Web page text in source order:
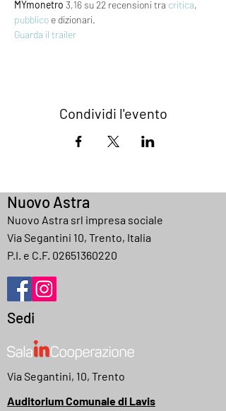
MYmonetro 3,16 su 22 recensioni tra critica,
pubblico e dizionari.
Guarda il trailer
Condividi l'evento
Nuovo Astra
Nuovo Astra srl impresa sociale
Via Segantini 10, Trento, Italia
P.I. e C.F. 02651360220
Sedi
Via Segantini, 10, Trento
Auditorium Comunale di Lavis